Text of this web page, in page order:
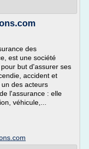
des
est une société
but d'assurer ses
accident et
des acteurs
l'assurance : elle
véhicule,...